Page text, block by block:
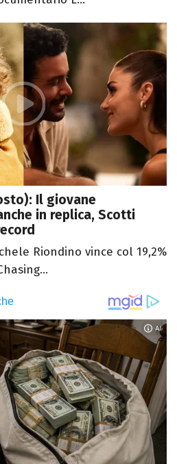
Il giovane
in replica, Scotti
Riondino vince col 19,2%